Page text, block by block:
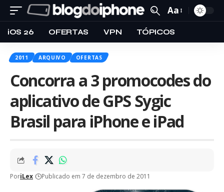
Aa
iOS 26 OFERTAS VPN TÓPICOS
2011 ARQUIVO OFERTAS
Concorra a 3 promocodes do
aplicativo de GPS Sygic
Brasil para iPhone e iPad
PoriLex Publicado em 7 de dezembro de 2011